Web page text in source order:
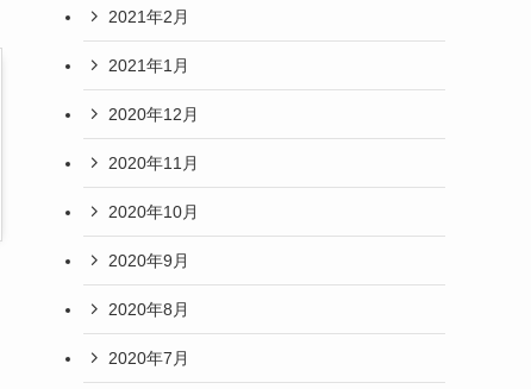
2021年2月
2021年1月
2020年12月
2020年11月
2020年10月
2020年9月
2020年8月
2020年7月